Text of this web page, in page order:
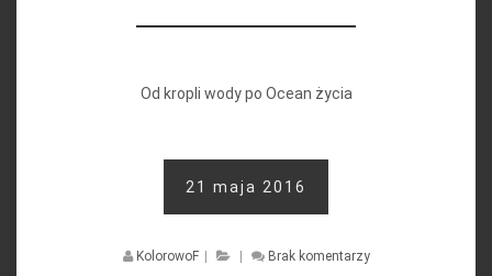
Od kropli wody po Ocean życia
21 maja 2016
KolorowoF Brak komentarzy